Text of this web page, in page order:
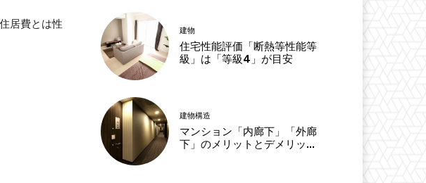
居費とは性
建物
住宅性能評価「断熱等性能等
級」は「等級4」が目安
建物構造
マンション「内廊下」「外廊
下」のメリットとデメリッ...